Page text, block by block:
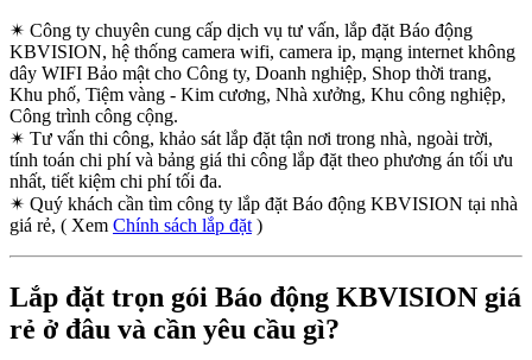
✴ Công ty chuyên cung cấp dịch vụ tư vấn, lắp đặt Báo động
KBVISION, hệ thống camera wifi, camera ip, mạng internet không
dây WIFI Bảo mật cho Công ty, Doanh nghiệp, Shop thời trang,
Khu phố, Tiệm vàng - Kim cương, Nhà xưởng, Khu công nghiệp,
Công trình công cộng.
✴ Tư vấn thi công, khảo sát lắp đặt tận nơi trong nhà, ngoài trời,
tính toán chi phí và bảng giá thi công lắp đặt theo phương án tối ưu
nhất, tiết kiệm chi phí tối đa.
✴ Quý khách cần tìm công ty lắp đặt Báo động KBVISION tại nhà
giá rẻ, ( Xem Chính sách lắp đặt )
Lắp đặt trọn gói Báo động KBVISION giá
rẻ ở đâu và cần yêu cầu gì?